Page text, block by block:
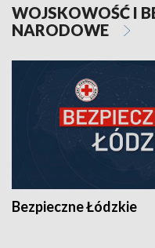
WOJSKOWOŚĆ I
NARODOWE
Bezpieczne Łódzkie